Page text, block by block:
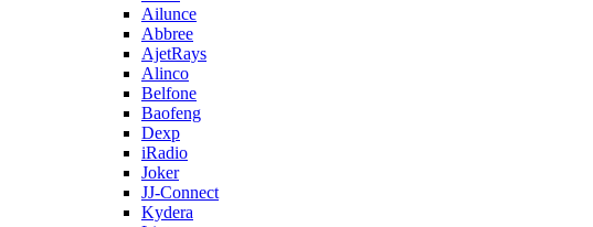
Ailunce
Abbree
AjetRays
Alinco
Belfone
Baofeng
Dexp
iRadio
Joker
JJ-Connect
Kydera